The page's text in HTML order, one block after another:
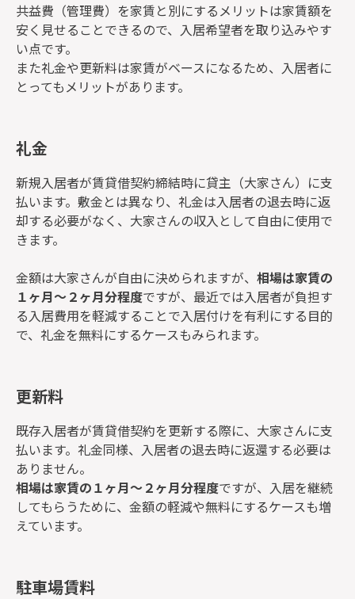
共益費（管理費）を家賃と別にするメリットは家賃額を
安く見せることできるので、入居希望者を取り込みやす
い点です。
また礼金や更新料は家賃がベースになるため、入居者に
とってもメリットがあります。
礼金
新規入居者が賃貸借契約締結時に貸主（大家さん）に支
払います。敷金とは異なり、礼金は入居者の退去時に返
却する必要がなく、大家さんの収入として自由に使用で
きます。
金額は大家さんが自由に決められますが、 相場は家賃の
１ヶ月～２ヶ月分程度ですが、最近では入居者が負担す
る入居費用を軽減することで入居付けを有利にする目的
で、礼金を無料にするケースもみられます。
更新料
既存入居者が賃貸借契約を更新する際に、大家さんに支
払います。礼金同様、入居者の退去時に返還する必要は
ありません。
相場は家賃の１ヶ月～２ヶ月分程度ですが、入居を継続
してもらうために、金額の軽減や無料にするケースも増
えています。
駐車場賃料